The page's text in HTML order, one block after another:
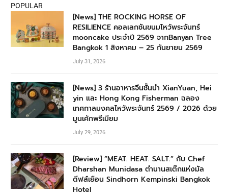
POPULAR
[News] THE ROCKING HORSE OF
RESILIENCE คอลเลกชันขนมไหว้พระจันทร์
mooncake ประจำปี 2569 จากBanyan Tree
Bangkok 1 สิงหาคม – 25 กันยายน 2569
July 31, 2026
[News] 3 ร้านอาหารจีนชั้นนำ XianYuan, Hei
yin และ Hong Kong Fisherman ฉลอง
เทศกาลมงคลไหว้พระจันทร์ 2569 / 2026 ด้วย
มูนเค้กพรีเมียม
July 29, 2026
[Review] “MEAT. HEAT. SALT.” กับ Chef
Dharshan Munidasa ตำนานสเต๊กแห่งมัล
ดีฟส์เยือน Sindhorn Kempinski Bangkok
Hotel